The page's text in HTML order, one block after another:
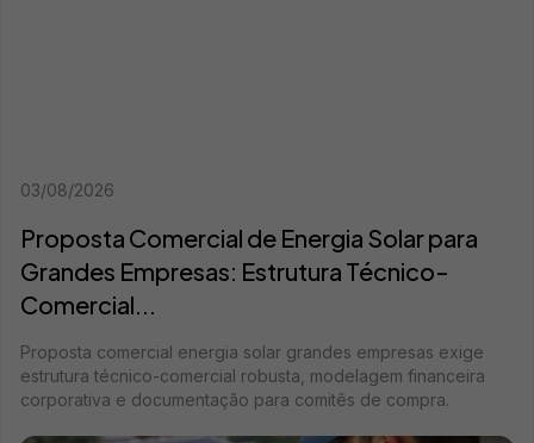
03/08/2026
Proposta Comercial de Energia Solar para
Grandes Empresas: Estrutura Técnico-
Comercial...
Proposta comercial energia solar grandes empresas exige
estrutura técnico-comercial robusta, modelagem financeira
corporativa e documentação para comitês de compra.